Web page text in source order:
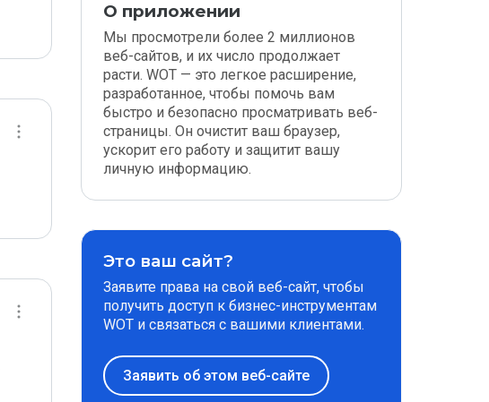
О приложении
Мы просмотрели более 2 миллионов
веб-сайтов, и их число продолжает
расти. WOT — это легкое расширение,
разработанное, чтобы помочь вам
быстро и безопасно просматривать веб-
страницы. Он очистит ваш браузер,
ускорит его работу и защитит вашу
личную информацию.
Это ваш сайт?
Заявите права на свой веб-сайт, чтобы
получить доступ к бизнес-инструментам
WOT и связаться с вашими клиентами.
Заявить об этом веб-сайте